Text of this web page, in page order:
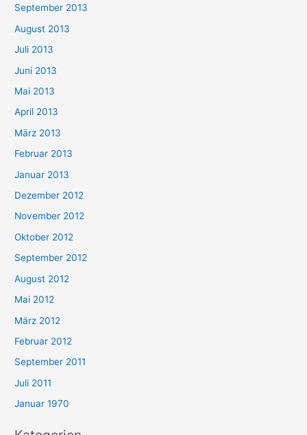
September 2013
August 2013
Juli 2013
Juni 2013
Mai 2013
April 2013
März 2013
Februar 2013
Januar 2013
Dezember 2012
November 2012
Oktober 2012
September 2012
August 2012
Mai 2012
März 2012
Februar 2012
September 2011
Juli 2011
Januar 1970